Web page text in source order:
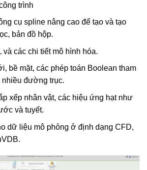
trình
cụ spline nâng cao để tạo và tạo
bản đồ hộp.
và các chi tiết mô hình hóa.
bề mặt, các phép toán Boolean tham
nhiều đường trục.
xếp nhân vật, các hiệu ứng hạt như
và tuyết.
dữ liệu mô phỏng ở định dạng CFD,